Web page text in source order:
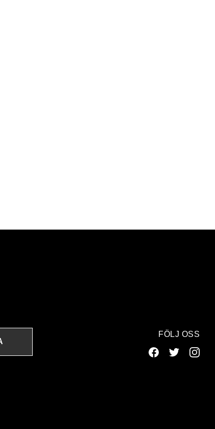
FÖLJ OSS